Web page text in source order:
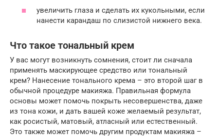
увеличить глаза и сделать их кукольными, если
нанести карандаш по слизистой нижнего века.
Что такое тональный крем
У вас могут возникнуть сомнения, стоит ли сначала
применять маскирующее средство или тональный
крем? Нанесение тонального крема – это второй шаг в
обычной процедуре макияжа. Правильная формула
основы может помочь покрыть несовершенства, даже
из тона кожи, и дать вашей коже желаемый результат,
как росистый, матовый, атласный или естественный.
Это также может помочь другим продуктам макияжа –